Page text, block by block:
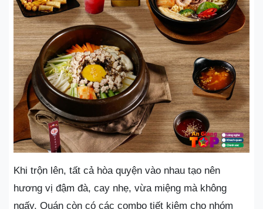
Khi trộn lên, tất cả hòa quyện vào nhau tạo nên
hương vị đậm đà, cay nhẹ, vừa miệng mà không
ngấy. Quán còn có các combo tiết kiệm cho nhóm